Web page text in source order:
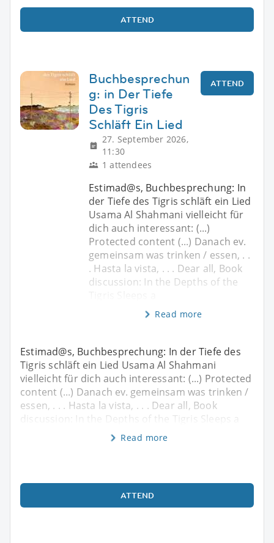
ATTEND
Buchbesprechun
g: in Der Tiefe
Des Tigris
Schläft Ein Lied
27. September 2026,
11:30
1 attendees
ATTEND
Estimad@s, Buchbesprechung: In
der Tiefe des Tigris schläft ein Lied
Usama Al Shahmani vielleicht für
dich auch interessant: (...)
Protected content (...) Danach ev.
gemeinsam was trinken / essen, . .
. Hasta la vista, . . . Dear all, Book
discussion: In the Depths of the
Read more
Estimad@s, Buchbesprechung: In der Tiefe des
Tigris schläft ein Lied Usama Al Shahmani
vielleicht für dich auch interessant: (...) Protected
content (...) Danach ev. gemeinsam was trinken /
essen, . . . Hasta la vista, . . . Dear all, Book
discussion: In the Depths of the Tigris Sleeps a
Read more
ATTEND